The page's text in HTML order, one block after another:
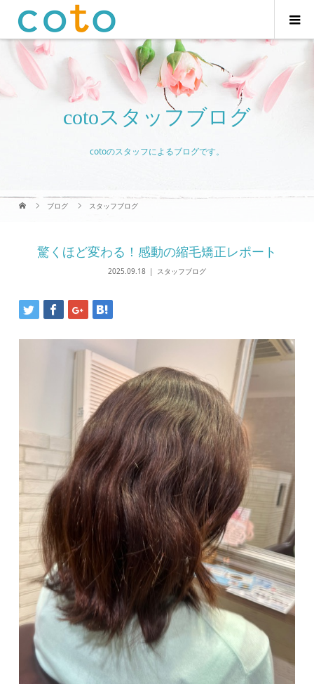
cotoスタッフブログ
cotoのスタッフによるブログです。
ブログ スタッフブログ
驚くほど変わる！感動の縮毛矯正レポート
2025.09.18 スタッフブログ